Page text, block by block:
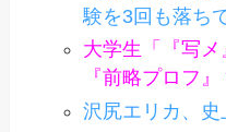
験を3回も落ち
大学生「『写
『前略プロフ』
沢尻エリカ、史